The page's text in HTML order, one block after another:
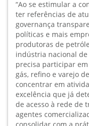
“Ao se estimular a
ter referências de
governança
políticas e mais
produtoras de
indústria nacional de
precisa participar
gás, refino e varejo
concentrar em
excelência que já
de acesso à rede de
agentes